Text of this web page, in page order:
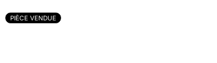
PIÈCE VENDUE